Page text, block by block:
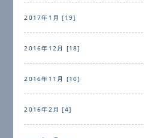
2017年1月 [19]
2016年12月 [18]
2016年11月 [10]
2016年2月 [4]